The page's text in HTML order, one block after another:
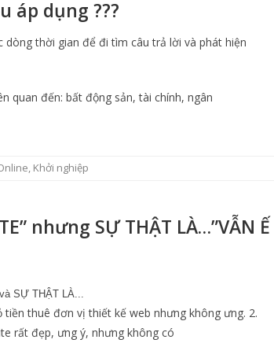
áp dụng ???
dòng thời gian để đi tìm câu trả lời và phát hiện
quan đến: bất động sản, tài chính, ngân
, Khởi nghiệp
nhưng SỰ THẬT LÀ…”VẪN Ế
SỰ THẬT LÀ...
tiền thuê đơn vị thiết kế web nhưng không ưng. 2.
rất đẹp, ưng ý, nhưng không có